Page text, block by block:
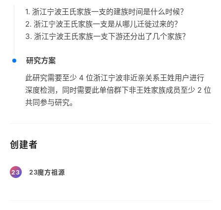
1. 浙江宁波王氏家族一支的建族时间是什么时候？
2. 浙江宁波王氏家族一支是从哪儿迁徙过来的？
3. 浙江宁波王氏家族一支下游还分出了几个家族？
研究方案
此研究需要至少 4 位浙江宁波非近亲关系王姓用户进行
深度检测，同时需要此单倍群下非王姓家族成员至少 2 位
共同参与研究。
创建者
23 23魔方祖源